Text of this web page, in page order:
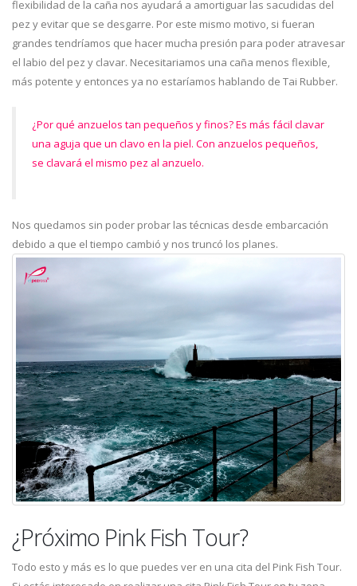
flexibilidad de la caña nos ayudará a amortiguar las sacudidas del
pez y evitar que se desgarre. Por este mismo motivo, si fueran
grandes tendríamos que hacer mucha presión para poder atravesar
el labio del pez y clavar. Necesitariamos una caña menos flexible,
más potente y entonces ya no estaríamos hablando de Tai Rubber.
¿Por qué anzuelos tan pequeños y finos? Es más fácil clavar
una aguja que un clavo en la piel. Con anzuelos pequeños,
se clavará el mismo pez al anzuelo.
Nos quedamos sin poder probar las técnicas desde embarcación
debido a que el tiempo cambió y nos truncó los planes.
¿Próximo Pink Fish Tour?
Todo esto y más es lo que puedes ver en una cita del Pink Fish Tour.